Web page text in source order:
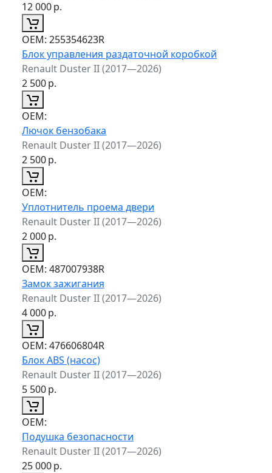
12 000р.
ОЕМ: 255354623R
Блок управления раздаточной коробкой
Renault Duster II (2017—2026)
2 500р.
ОЕМ:
Лючок бензобака
Renault Duster II (2017—2026)
2 500р.
ОЕМ:
Уплотнитель проема двери
Renault Duster II (2017—2026)
2 000р.
ОЕМ: 487007938R
Замок зажигания
Renault Duster II (2017—2026)
4 000р.
ОЕМ: 476606804R
Блок ABS (насос)
Renault Duster II (2017—2026)
5 500р.
ОЕМ:
Подушка безопасности
Renault Duster II (2017—2026)
25 000р.